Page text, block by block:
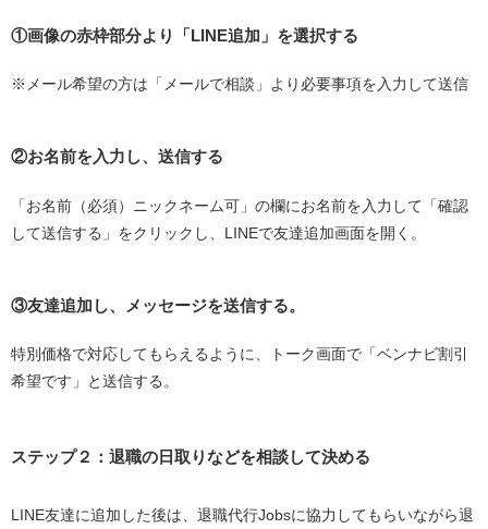
①画像の赤枠部分より「LINE追加」を選択する
※メール希望の方は「メールで相談」より必要事項を入力して送信
②お名前を入力し、送信する
「お名前（必須）ニックネーム可」の欄にお名前を入力して「確認
して送信する」をクリックし、LINEで友達追加画面を開く。
③友達追加し、メッセージを送信する。
特別価格で対応してもらえるように、トーク画面で「ベンナビ割引
希望です」と送信する。
ステップ２：退職の日取りなどを相談して決める
LINE友達に追加した後は、退職代行Jobsに協力してもらいながら退